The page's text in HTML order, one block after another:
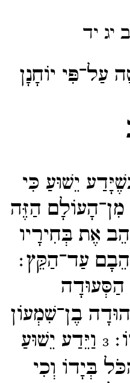
יג יד
עַל־פִּי יוֹחָנָן
יֵשׁוּעַ כִּי
הַזֶּה
אֶת בְּחִירָיו
עַד־​הַקֵּץ׃
הַסְּעוּדָה
בֶן־​שִׁמְעוֹן
3 וַיֵּדַע יֵשׁוּעַ
בְּיָדוֹ וְכִי